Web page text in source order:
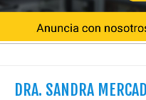
DRA. SANDRA